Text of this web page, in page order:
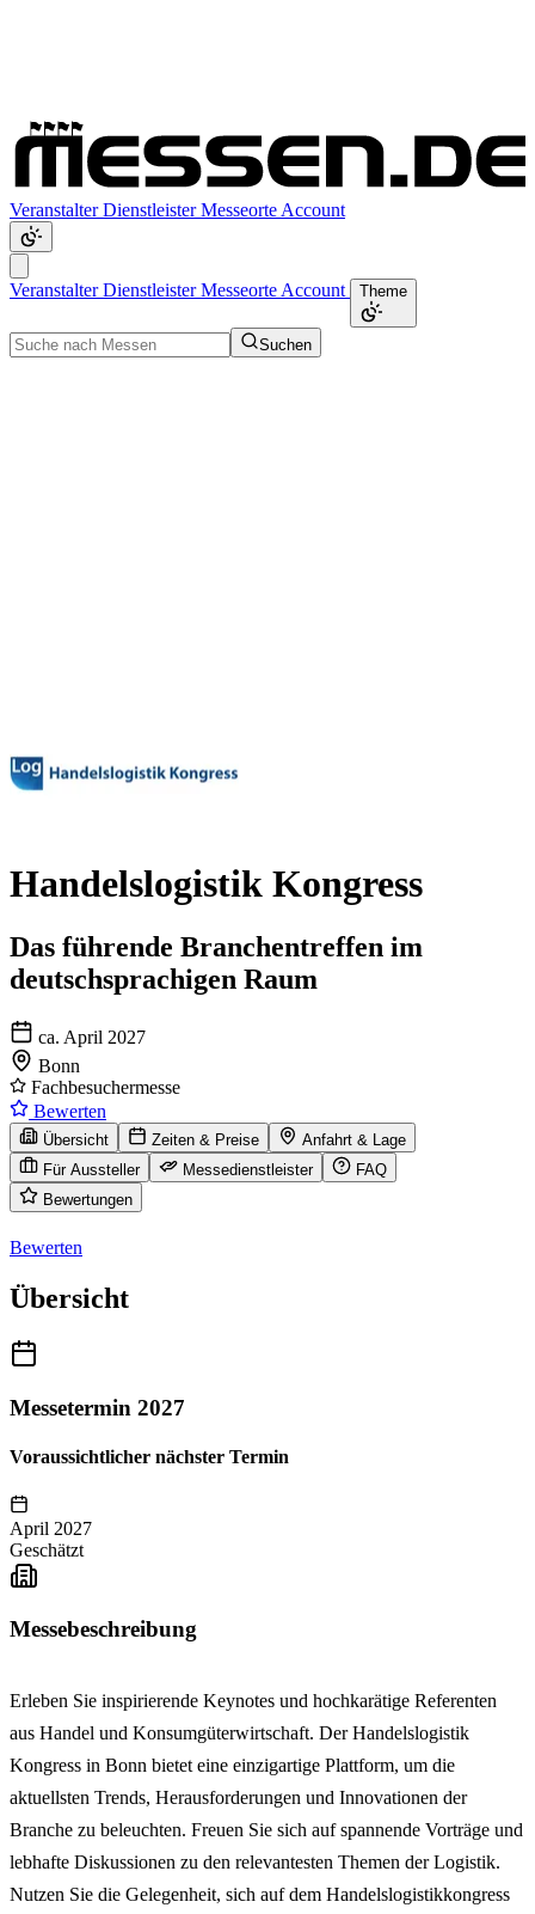
VeranstalterDienstleisterMesseorte Account
VeranstalterDienstleisterMesseorte Account Theme
Suchen
Handelslogistik Kongress
Das führende Branchentreffen im
deutschsprachigen Raum
ca. April 2027
Bonn
Fachbesuchermesse
Bewerten
Übersicht Zeiten & Preise
Anfahrt & Lage
Für Aussteller
Messedienstleister
FAQ
Bewertungen
Bewerten
Übersicht
Messetermin 2027
Voraussichtlicher nächster Termin
April 2027
Geschätzt
Messebeschreibung
Erleben Sie inspirierende Keynotes und hochkarätige Referenten
aus Handel und Konsumgüterwirtschaft. Der Handelslogistik
Kongress in Bonn bietet eine einzigartige Plattform, um die
aktuellsten Trends, Herausforderungen und Innovationen der
Branche zu beleuchten. Freuen Sie sich auf spannende Vorträge und
lebhafte Diskussionen zu den relevantesten Themen der Logistik.
Nutzen Sie die Gelegenheit, sich auf dem Handelslogistikkongress